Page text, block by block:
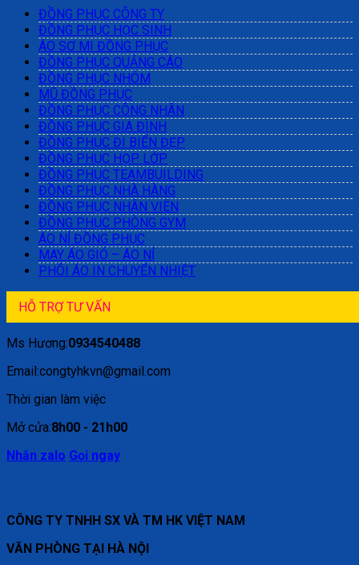
ĐỒNG PHỤC CÔNG TY
ĐỒNG PHỤC HỌC SINH
ÁO SƠ MI ĐỒNG PHỤC
ĐỒNG PHỤC QUẢNG CÁO
ĐỒNG PHỤC NHÓM
MŨ ĐỒNG PHỤC
ĐỒNG PHỤC CÔNG NHÂN
ĐỒNG PHỤC GIA ĐÌNH
ĐỒNG PHỤC ĐI BIỂN ĐẸP
ĐỒNG PHỤC HỌP LỚP
ĐỒNG PHỤC TEAMBUILDING
ĐỒNG PHỤC NHÀ HÀNG
ĐỒNG PHỤC NHÂN VIÊN
ĐỒNG PHỤC PHÒNG GYM
ÁO NỈ ĐỒNG PHỤC
MAY ÁO GIÓ – ÁO NỈ
PHÔI ÁO IN CHUYỂN NHIỆT
HỖ TRỢ TƯ VẤN
Ms Hương:0934540488
Email:congtyhkvn@gmail.com
Thời gian làm việc
Mở cửa:8h00 - 21h00
Nhắn zalo Gọi ngay
CÔNG TY TNHH SX VÀ TM HK VIỆT NAM
VĂN PHÒNG TẠI HÀ NỘI